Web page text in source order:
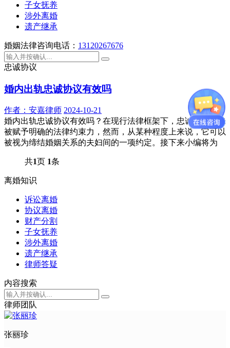
子女抚养
涉外离婚
遗产继承
婚姻法律咨询电话： 13120267676
忠诚协议
婚内出轨忠诚协议有效吗
作者： 安嘉律师 2024-10-21
婚内出轨忠诚协议有效吗？在现行法律框架下，忠诚协议尚未
被赋予明确的法律约束力，然而，从某种程度上来说，它可以
被视为缔结婚姻关系的夫妇间的一项约定。接下来小编将为
共1页 1条
离婚知识
诉讼离婚
协议离婚
财产分割
子女抚养
涉外离婚
遗产继承
律师答疑
内容搜索
律师团队
张丽珍